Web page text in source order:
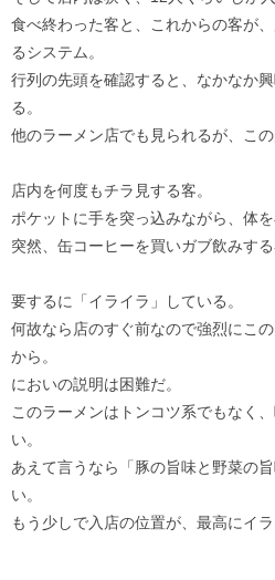
食べ終わった客と、これからの客が
るシステム。
行列の先頭を確認すると、なかなか
る。
他のラーメン店でも見られるが、この
店内を何度もチラ見する客。
ポケットに手を突っ込みながら、体を
突然、缶コーヒーを買いガブ飲みする
要するに「イライラ」している。
何故なら店のすぐ前なので強烈にこ
から。
においの説明は困難だ。
このラーメンはトンコツ系でもなく
い。
あえて言うなら「豚の旨味と野菜の
い。
もう少しで入店の位置が、最高にイラ